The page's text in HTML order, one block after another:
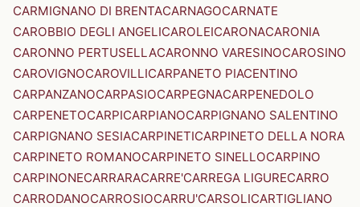
CARMIGNANO DI BRENTACARNAGOCARNATE
CAROBBIO DEGLI ANGELICAROLEICARONACARONIA
CARONNO PERTUSELLACARONNO VARESINOCAROSINO
CAROVIGNOCAROVILLICARPANETO PIACENTINO
CARPANZANOCARPASIOCARPEGNACARPENEDOLO
CARPENETOCARPICARPIANOCARPIGNANO SALENTINO
CARPIGNANO SESIACARPINETICARPINETO DELLA NORA
CARPINETO ROMANOCARPINETO SINELLOCARPINO
CARPINONECARRARACARRE'CARREGA LIGURECARRO
CARRODANOCARROSIOCARRU'CARSOLICARTIGLIANO